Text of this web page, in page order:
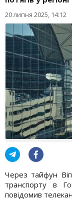
20 липня 2025, 14:12
Через тайфун
транспорту в
повідомив